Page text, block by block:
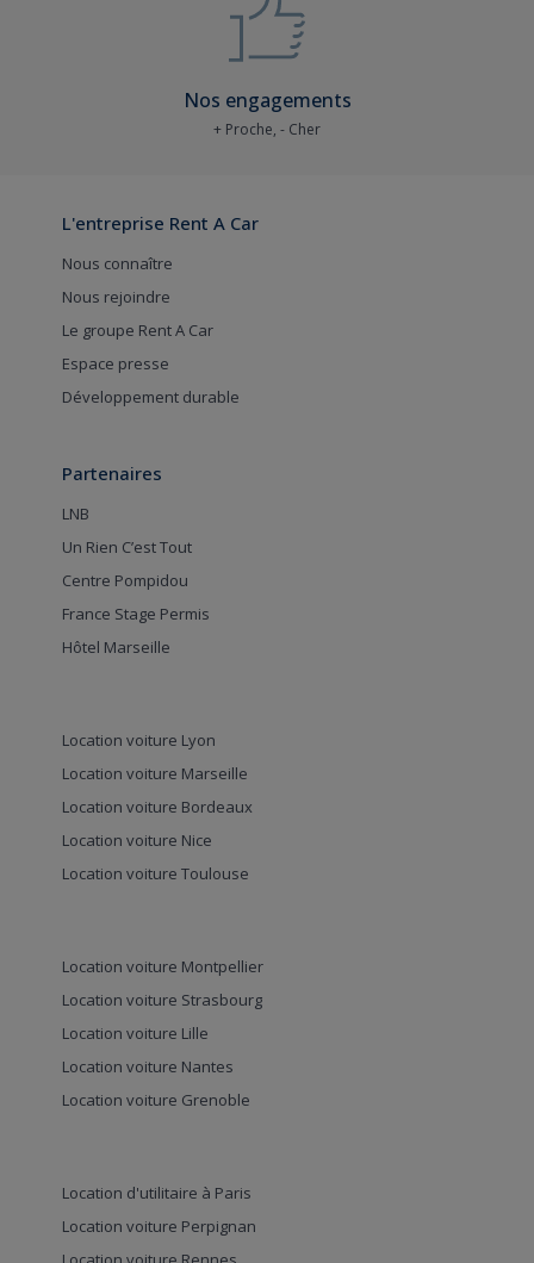
Nos engagements
+ Proche, - Cher
L'entreprise Rent A Car
Nous connaître
Nous rejoindre
Le groupe Rent A Car
Espace presse
Développement durable
Partenaires
LNB
Un Rien C’est Tout
Centre Pompidou
France Stage Permis
Hôtel Marseille
Location voiture Lyon
Location voiture Marseille
Location voiture Bordeaux
Location voiture Nice
Location voiture Toulouse
Location voiture Montpellier
Location voiture Strasbourg
Location voiture Lille
Location voiture Nantes
Location voiture Grenoble
Location d'utilitaire à Paris
Location voiture Perpignan